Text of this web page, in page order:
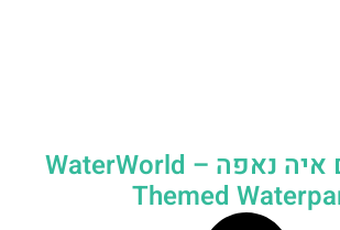
פארק מים איה נאפה – ‪‪WaterWorld
Themed